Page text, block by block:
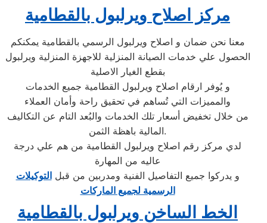
مركز اصلاح ويرلبول بالقطامية
معنا نحن ضمان و اصلاح ويرلبول الرسمي بالقطامية يمكنكم
الحصول علي خدمات الصيانة المنزلية للاجهزة المنزلية ويرلبول
بقطع الغيار الاصلية
و يُوفر ارقام اصلاح ويرلبول القطامية جميع الخدمات
والمميزات التي تُساهم في تحقيق راحة وأمان العملاء
من خلال تخفيض أسعار تلك الخدمات والبُعد التام عن التكاليف
المالية باهظة الثمن.
لدي مركز رقم اصلاح ويرلبول القطامية من هم علي درجة
عاليه من المهارة
و يدركوا جميع التفاصيل الفنية ومدربين من قبلالتوكيلات
الرسمية لجميع الماركات
الخط الساخن ويرلبول بالقطامية